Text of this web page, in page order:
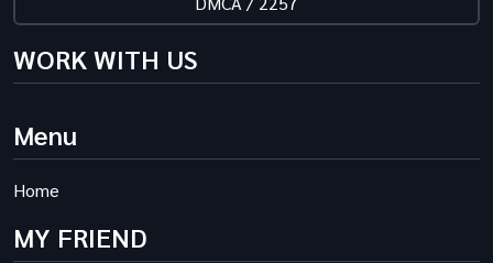
WORK WITH US
Menu
Home
MY FRIEND